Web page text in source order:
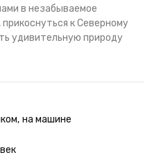
в незабываемое
к Северному
удивительную природу
, на машине